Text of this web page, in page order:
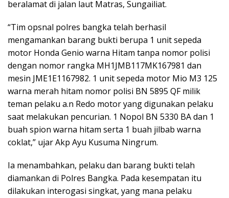
beralamat di jalan laut Matras, Sungailiat.
“Tim opsnal polres bangka telah berhasil
mengamankan barang bukti berupa 1 unit sepeda
motor Honda Genio warna Hitam tanpa nomor polisi
dengan nomor rangka MH1JMB117MK167981 dan
mesin JME1E1167982. 1 unit sepeda motor Mio M3 125
warna merah hitam nomor polisi BN 5895 QF milik
teman pelaku a.n Redo motor yang digunakan pelaku
saat melakukan pencurian. 1 Nopol BN 5330 BA dan 1
buah spion warna hitam serta 1 buah jilbab warna
coklat,” ujar Akp Ayu Kusuma Ningrum.
Ia menambahkan, pelaku dan barang bukti telah
diamankan di Polres Bangka. Pada kesempatan itu
dilakukan interogasi singkat, yang mana pelaku